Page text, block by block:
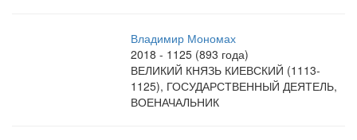
Владимир Мономах
2018 - 1125 (893 года)
ВЕЛИКИЙ КНЯЗЬ КИЕВСКИЙ (1113-
1125), ГОСУДАРСТВЕННЫЙ ДЕЯТЕЛЬ,
ВОЕНАЧАЛЬНИК